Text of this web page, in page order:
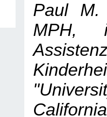
Paul M.
MPH,